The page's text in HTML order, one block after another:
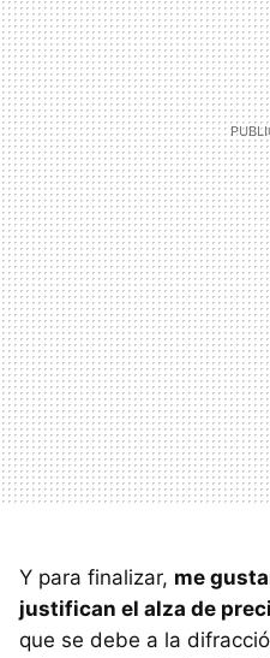
Y para finalizar, me
justifican el alza de
que se debe a la